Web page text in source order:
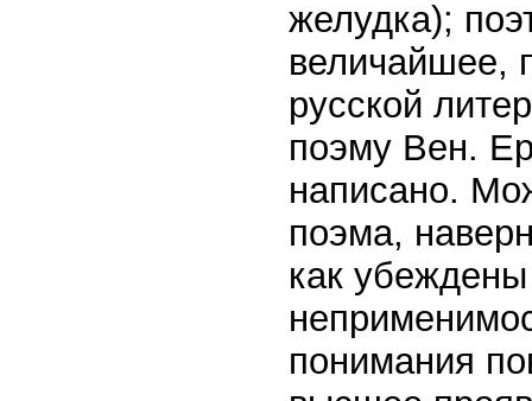
желудка);
величайшее,
русской
поэму Вен.
написано.
поэма,
как
понимания